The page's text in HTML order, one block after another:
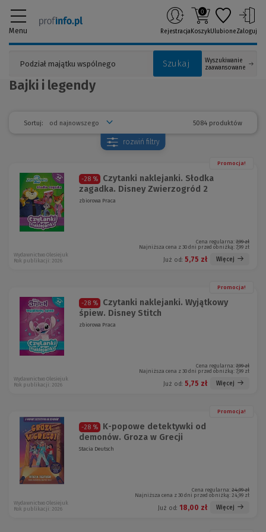
Menu
Szukaj
Wyszukiwanie
zaawansowane
Rejestracja
0
KoszykUlubioneZaloguj
Bajki i legendy
Sortuj: 5084 produktów
rozwiń filtry
Promocja!
-28 %
Czytanki naklejanki. Słodka
zagadka. Disney Zwierzogród 2
zbiorowa Praca
Cena regularna: 7,99 zł
Najniższa cena z 30 dni przed obniżką: 7,99 zł
Już od: 5,75 zł Więcej
Wydawnictwo Olesiejuk
Rok publikacji: 2026
Promocja!
-28 %
Czytanki naklejanki. Wyjątkowy
śpiew. Disney Stitch
zbiorowa Praca
Cena regularna: 7,99 zł
Najniższa cena z 30 dni przed obniżką: 7,99 zł
Już od: 5,75 zł Więcej
Wydawnictwo Olesiejuk
Rok publikacji: 2026
Promocja!
-28 %
K-popowe detektywki od
demonów. Groza w Grecji
Stacia Deutsch
Cena regularna: 24,99 zł
Najniższa cena z 30 dni przed obniżką: 24,99 zł
Już od: 18,00 zł Więcej
Wydawnictwo Olesiejuk
Rok publikacji: 2026